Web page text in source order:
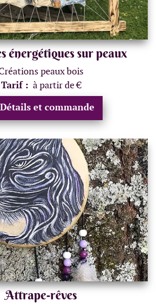
énergétiques sur peaux
peaux bois
Tarif : à partir de €
Détails et commande
Attrape-rêves